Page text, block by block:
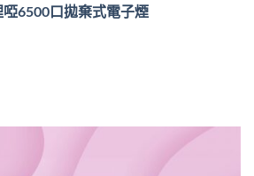
啞6500口拋棄式電子煙